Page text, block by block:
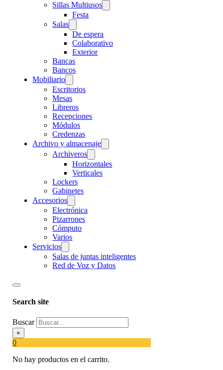
Sillas Multiusos
Festa
Salas
De espera
Colaborativo
Exterior
Bancas
Bancos
Mobiliario
Escritorios
Mesas
Libreros
Recepciones
Módulos
Credenzas
Archivo y almacenaje
Archiveros
Horizontales
Verticales
Lockers
Gabinetes
Accesorios
Electrónica
Pizarrones
Cómputo
Varios
Servicios
Salas de juntas inteligentes
Red de Voz y Datos
Search site
Buscar
×
0
No hay productos en el carrito.